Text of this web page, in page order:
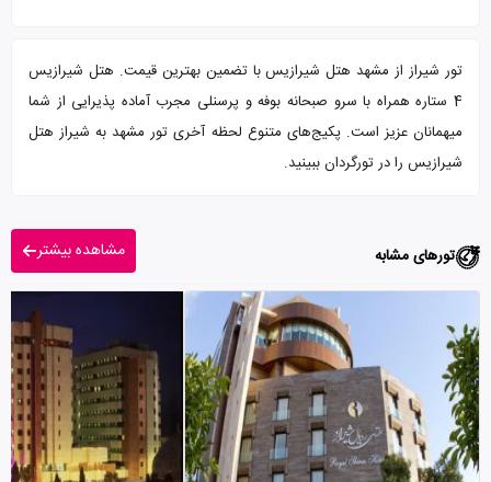
تور شیراز از مشهد هتل شیرازیس با تضمین بهترین قیمت. هتل شیرازیس
4 ستاره همراه با سرو صبحانه بوفه و پرسنلی مجرب آماده پذیرایی از شما
میهمانان عزیز است. پکیج‌های متنوع لحظه آخری تور مشهد به شیراز هتل
شیرازیس را در تورگردان ببینید.
تورهای مشابه مشاهده بیشتر